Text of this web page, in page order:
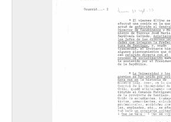
005 - Resolución
006 - Inventario
007 - Recibo
008 - Informes
009 - Cartas
010 - Nóminas
011 - Discursos
012 - Tablas
013 - Transcripciones